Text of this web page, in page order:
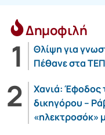
Δημοφιλή
Θλίψη για
Πέθανε στα
Χανιά: Έφοδος
δικηγόρου –
«ηλεκτροσόκ»